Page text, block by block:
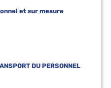
et sur mesure
DU PERSONNEL